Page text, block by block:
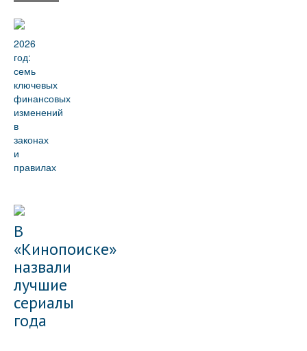
2026
год:
семь
ключевых
финансовых
изменений
в
законах
и
правилах
В
«Кинопоиске»
назвали
лучшие
сериалы
года